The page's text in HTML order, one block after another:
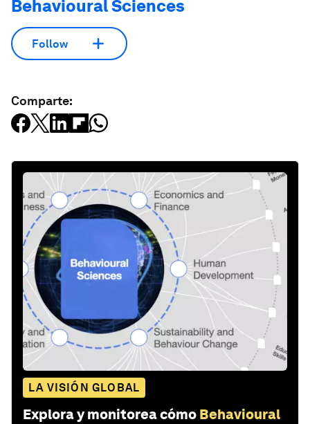
Behavioural Sciences
Follow
Comparte:
LA VISIÓN GLOBAL
Explora y monitorea cómo Behavioural